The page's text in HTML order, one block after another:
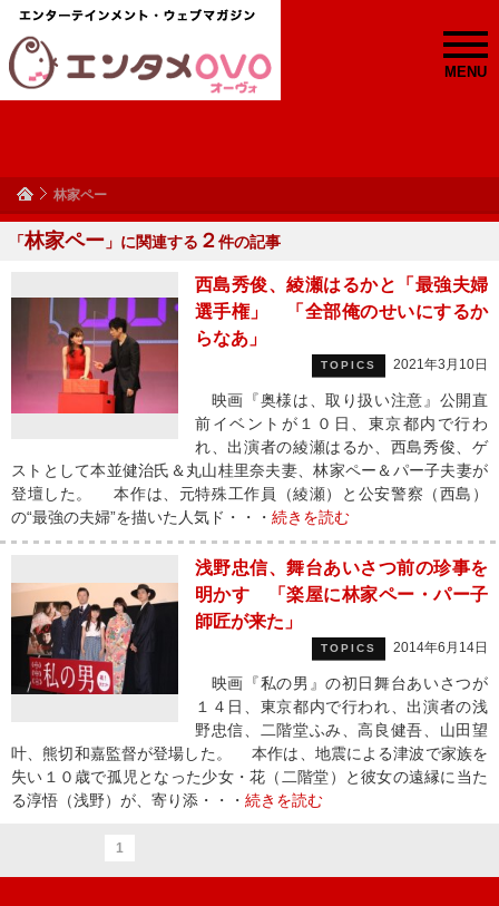
MENU
林家ペー
「林家ペー 」に関連する ２件の記事
西島秀俊、綾瀬はるかと「最強夫婦
選手権」 「全部俺のせいにするか
らなあ」
TOPICS 2021年3月10日
映画『奥様は、取り扱い注意』公開直
前イベントが１０日、東京都内で行わ
れ、出演者の綾瀬はるか、西島秀俊、ゲ
ストとして本並健治氏＆丸山桂里奈夫妻、林家ペー＆パー子夫妻が
登壇した。 本作は、元特殊工作員（綾瀬）と公安警察（西島）
の“最強の夫婦”を描いた人気ド・・・ 続きを読む
浅野忠信、舞台あいさつ前の珍事を
明かす 「楽屋に林家ペー・パー子
師匠が来た」
TOPICS 2014年6月14日
映画『私の男』の初日舞台あいさつが
１４日、東京都内で行われ、出演者の浅
野忠信、二階堂ふみ、高良健吾、山田望
叶、熊切和嘉監督が登場した。 本作は、地震による津波で家族を
失い１０歳で孤児となった少女・花（二階堂）と彼女の遠縁に当た
る淳悟（浅野）が、寄り添・・・ 続きを読む
1